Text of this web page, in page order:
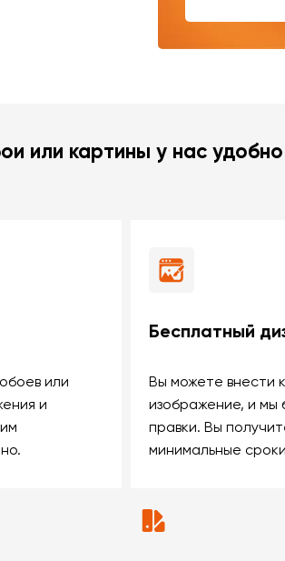
или картины у нас
или
и
Бесплатный
Вы можете внести
изображение, и мы
правки. Вы
минимальные